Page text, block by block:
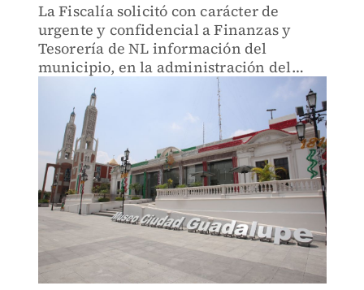
La Fiscalía solicitó con carácter de
urgente y confidencial a Finanzas y
Tesorería de NL información del
municipio, en la administración del
2015 al 2018.